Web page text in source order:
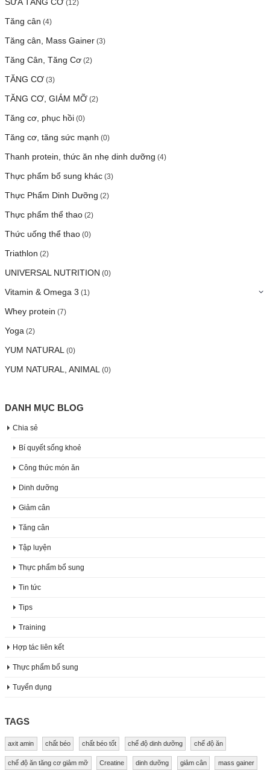
(12)
Tăng cân (4)
Tăng cân, Mass Gainer (3)
Tăng Cân, Tăng Cơ (2)
TĂNG CƠ (3)
TĂNG CƠ, GIẢM MỠ (2)
Tăng cơ, phục hồi (0)
Tăng cơ, tăng sức mạnh (0)
Thanh protein, thức ăn nhẹ dinh dưỡng (4)
Thực phẩm bổ sung khác (3)
Thực Phẩm Dinh Dưỡng (2)
Thực phẩm thể thao (2)
Thức uống thể thao (0)
Triathlon (2)
UNIVERSAL NUTRITION (0)
Vitamin & Omega 3 (1)
Whey protein (7)
Yoga (2)
YUM NATURAL (0)
YUM NATURAL, ANIMAL (0)
DANH MỤC BLOG
Chia sẻ
Bí quyết sống khoẻ
Công thức món ăn
Dinh dưỡng
Giảm cân
Tăng cân
Tập luyện
Thực phẩm bổ sung
Tin tức
Tips
Training
Hợp tác liên kết
Thực phẩm bổ sung
Tuyển dụng
TAGS
axit amin chất béo chất béo tốt chế độ dinh dưỡng chế độ ăn
chế độ ăn tăng cơ giảm mỡ Creatine dinh dưỡng giảm cân mass gainer